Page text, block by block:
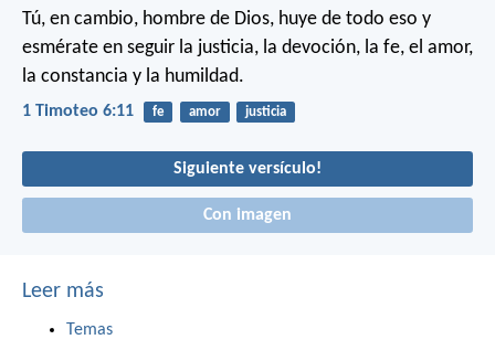
Tú, en cambio, hombre de Dios, huye de todo eso y
esmérate en seguir la justicia, la devoción, la fe, el amor,
la constancia y la humildad.
1 Timoteo 6:11 fe amor justicia
Siguiente versículo!
Con imagen
Leer más
Temas